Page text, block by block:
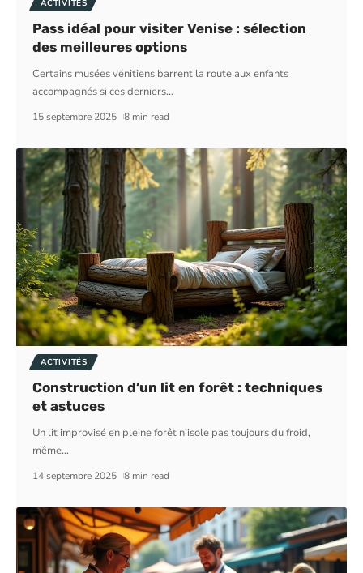
ACTIVITÉS
Pass idéal pour visiter Venise : sélection
des meilleures options
Certains musées vénitiens barrent la route aux enfants
accompagnés si ces derniers…
15 septembre 2025 8 min read
ACTIVITÉS
Construction d’un lit en forêt : techniques
et astuces
Un lit improvisé en pleine forêt n'isole pas toujours du froid,
même…
14 septembre 2025 8 min read